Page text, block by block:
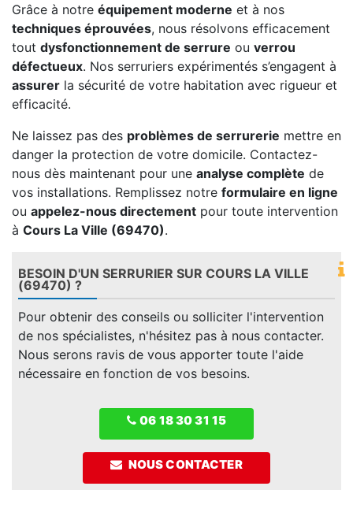
Grâce à notre équipement moderne et à nos
techniques éprouvées, nous résolvons efficacement
tout dysfonctionnement de serrure ou verrou
défectueux. Nos serruriers expérimentés s’engagent à
assurer la sécurité de votre habitation avec rigueur et
efficacité.
Ne laissez pas des problèmes de serrurerie mettre en
danger la protection de votre domicile. Contactez-
nous dès maintenant pour une analyse complète de
vos installations. Remplissez notre formulaire en ligne
ou appelez-nous directement pour toute intervention
à Cours La Ville (69470).
BESOIN D'UN SERRURIER SUR COURS LA VILLE
(69470) ?
Pour obtenir des conseils ou solliciter l'intervention
de nos spécialistes, n'hésitez pas à nous contacter.
Nous serons ravis de vous apporter toute l'aide
nécessaire en fonction de vos besoins.
06 18 30 31 15
NOUS CONTACTER